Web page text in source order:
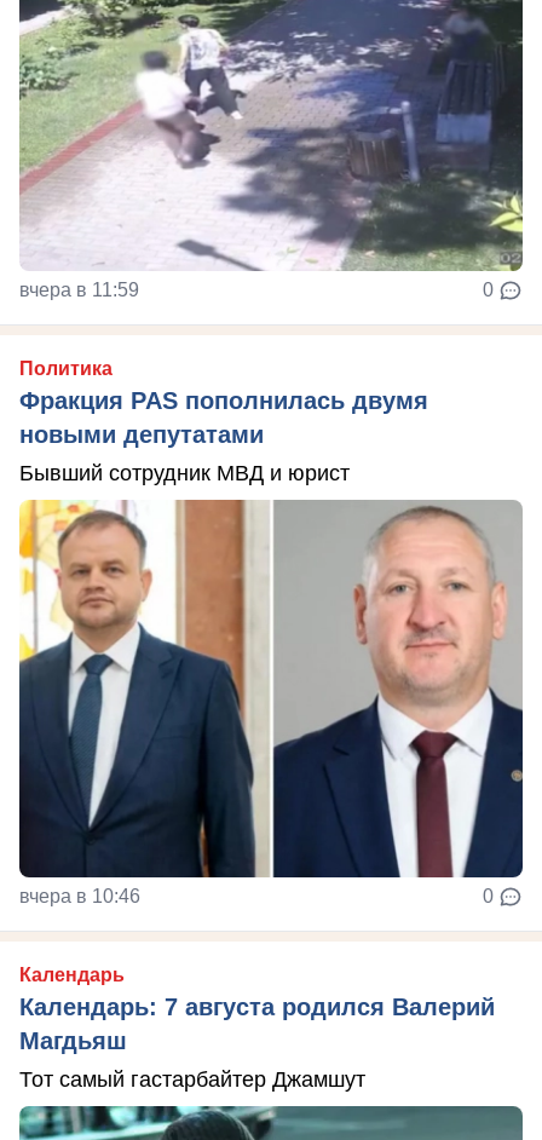
вчера в 11:59 0
Политика
Фракция PAS пополнилась двумя
новыми депутатами
Бывший сотрудник МВД и юрист
вчера в 10:46 0
Календарь
Календарь: 7 августа родился Валерий
Магдьяш
Тот самый гастарбайтер Джамшут